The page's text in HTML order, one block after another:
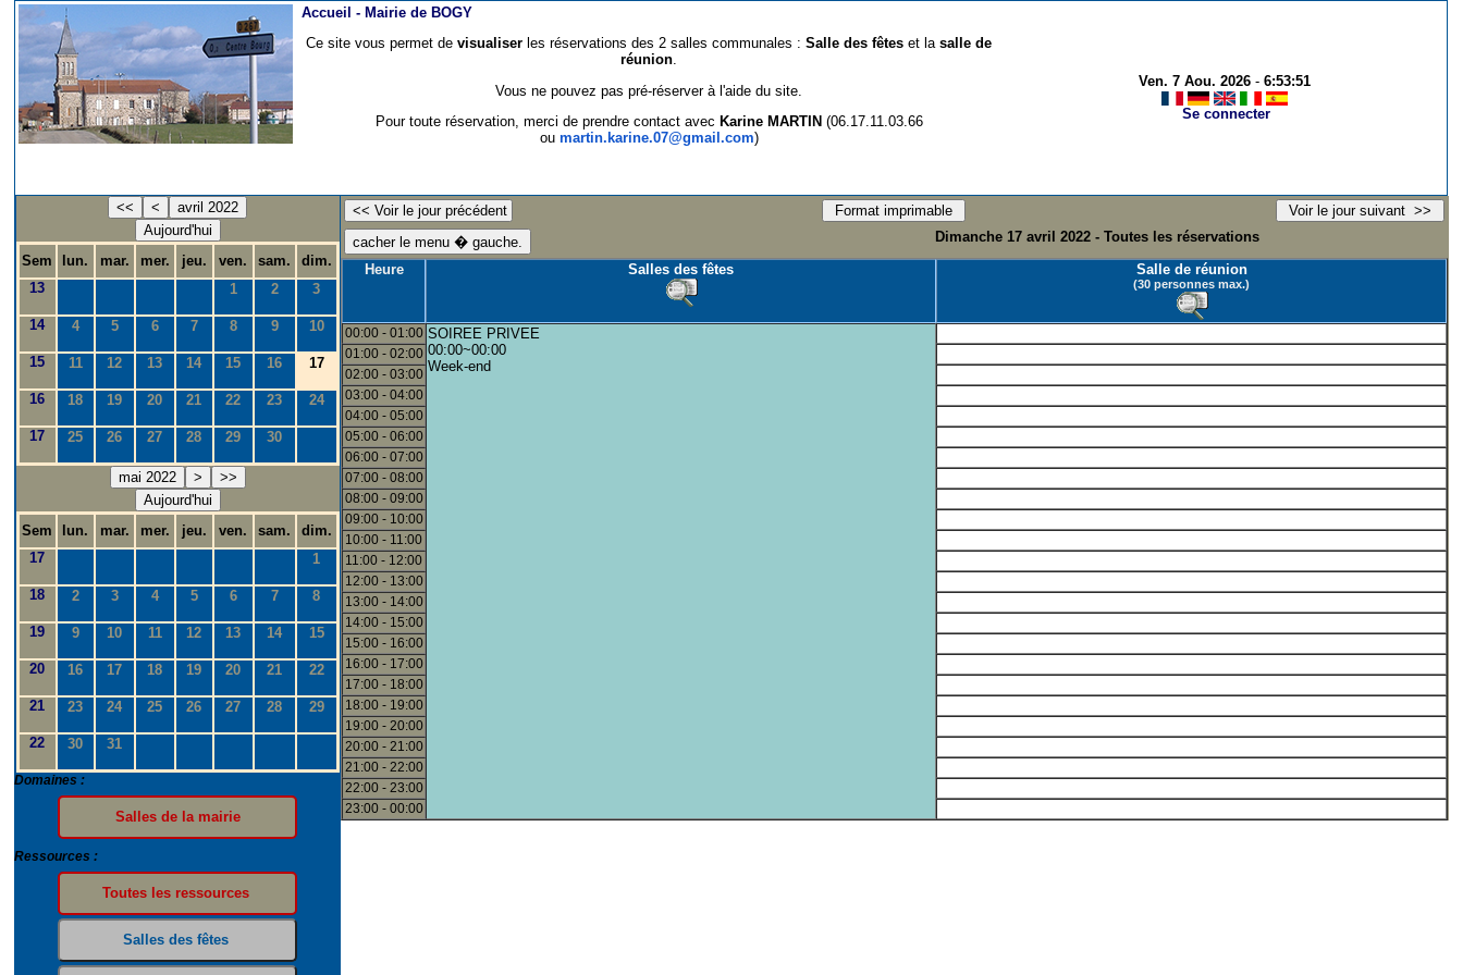
Accueil - Mairie de BOGY
Ce site vous permet devisualiser les réservations des 2 salles communales :Salle des fêtes et lasalle de
réunion.
Vous ne pouvez pas pré-réserver à l'aide du site.
Pour toute réservation, merci de prendre contact avec Karine MARTIN (06.17.11.03.66
ou martin.karine.07@gmail.com)
Ven. 7 Aou. 2026- 6:53:51
Se connecter
<< <
avril 2022
Aujourd'hui
Sem
lun. mar. mer. jeu. ven. sam.
dim.
13
1 2 3
14 4 5 6 7 8 9 10
15 11 12 13 14 15 16 17
16 18 19 20 21 22 23 24
17 25 26 27 28 29 30
mai 2022 >
>>
Aujourd'hui
Sem
lun. mar. mer. jeu. ven. sam.
dim.
17
1
18 2 3 4 5 6 7 8
19 9 10 11 12 13 14 15
20 16 17 18 19 20 21 22
21 23 24 25 26 27 28 29
22 30 31
Domaines :
Ressources :
Dimanche 17 avril 2022 - Toutes les réservations
Heure
Salles des fêtes Salle de réunion
(30 personnes max.)
00:00 - 01:00 SOIREE PRIVEE
00:00~00:00
Week-end
01:00 - 02:00
02:00 - 03:00
03:00 - 04:00
04:00 - 05:00
05:00 - 06:00
06:00 - 07:00
07:00 - 08:00
08:00 - 09:00
09:00 - 10:00
10:00 - 11:00
11:00 - 12:00
12:00 - 13:00
13:00 - 14:00
14:00 - 15:00
15:00 - 16:00
16:00 - 17:00
17:00 - 18:00
18:00 - 19:00
19:00 - 20:00
20:00 - 21:00
21:00 - 22:00
22:00 - 23:00
23:00 - 00:00